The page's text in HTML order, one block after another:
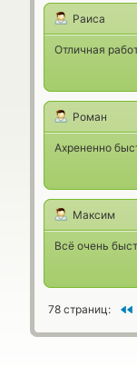
Раиса
Отличная
Роман
Ахрененно
Максим
Всё очень
78 страниц: